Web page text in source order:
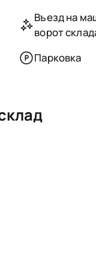
Въезд на
ворот
Парковка